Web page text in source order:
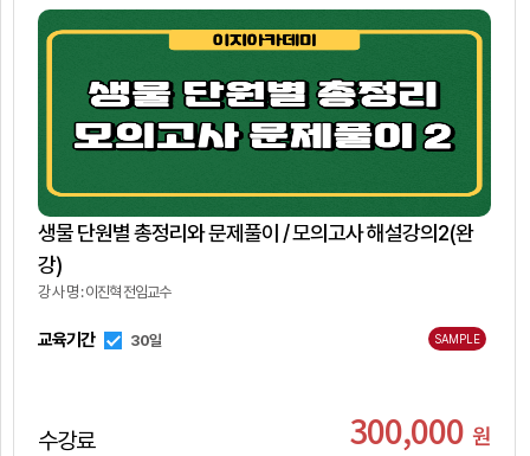
생물 단원별 총정리와 문제풀이 / 모의고사 해설강의2(완
강)
강 사 명 : 이진혁 전임교수
교육기간 30일 SAMPLE
수강료 300,000 원